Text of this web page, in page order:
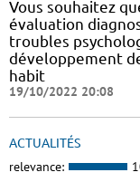
Vous souhaitez
évaluation
troubles
développement
habit
19/10/2022 20:08
ACTUALITÉS
relevance: